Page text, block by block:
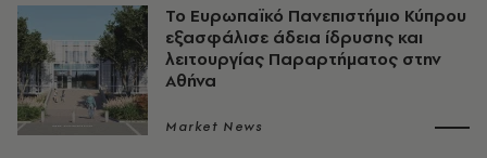
Το Ευρωπαϊκό Πανεπιστήμιο Κύπρου
εξασφάλισε άδεια ίδρυσης και
λειτουργίας Παραρτήματος στην
Αθήνα
Market News